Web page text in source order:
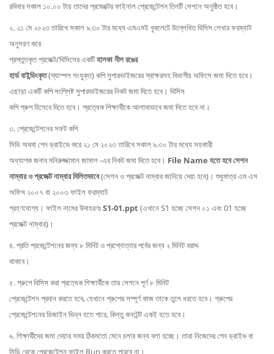
রবিবার সকাল ১০.০০ টায় তাদের প্রজেক্টের ফাইনাল প্রেজেন্টেশন তিনটি সেশনে অনুষ্ঠিত হবে।
২. ২১ মে ২০২৩ তারিখে সকাল ৯.৩০ টার মধ্যে এমএমই বুকলেটে উল্লেখিত থিসিস লেখার ফরম্যাট
অনুসরণ করে
প্রস্তুতকৃত প্রজেক্ট/থিসিসের একটিহালকা নীল রঙের
হার্ড বাইন্ডিংকৃত(স্যাম্পল সংযুক্ত) কপি সুপারভাইজরের স্বাক্ষরসহ বিভাগীয় অফিসে জমা দিতে হবে।
এছাড়া একটি কপি সংশ্লিষ্ট সুপারভাইজরের নিকট জমা দিতে হবে। থিসিস
কপি গ্রুপ হিসেবে দিতে হবে। প্রত্যেক শিক্ষার্থীকে আলাদাভাবে জমা দিতে হবে না।
৩. প্রেজেন্টেশনের সফট কপি
সিডি অথবা পেন ড্রাইভে করে ২১ মে ২০২৩ তারিখে সকাল ৯.৩০ টার মধ্যে সহকারী
অধ্যাপক জনাব মনিরুজ্জামান জামাল -এর নিকট জমা দিতে হবে। File Name হতে হবে সেশন
নাম্বার ও প্রজেক্ট নাম্বার মিলিতভাবে(সেশন ও প্রজেক্ট নাম্বার জানিয়ে দেয়া হবে)। শুধুমাত্র এম এস
অফিস ২০০৭ বা ২০০৩ ফাইল ফরম্যাট
গ্রহণযোগ্য। ফাইল নামের উদাহরণঃS1-01.ppt(এখানে S1 হচ্ছে সেশন ০১ এবং 01 হচ্ছে
প্রজেক্ট নাম্বার)।
৪. প্রতি প্রজেন্টেশনের জন্য ৮ মিনিট ও প্রশ্নোত্তর পর্বের জন্য ২ মিনিট বরাদ্দ
থাকবে।
৫. গ্রুপে থিসিস করা প্রত্যেক শিক্ষার্থীকে তার সেশনে পূর্ণ ৮ মিনিট
প্রেজেন্টেশন প্রদান করতে হবে, যেখানে গ্রুপের সম্পূর্ণ কাজ তাকে তুলে ধরতে হবে। গ্রুপের
প্রেজেন্টেশনের ডিজাইন ভিন্ন হতে পারে, কিন্তু কনটেন্ট একই হতে হবে।
৬. শিক্ষার্থীদের জমা দেয়ার সময় ঠিকমতো মেনে চলার জন্য বলা হচ্ছে। তারা নিজেদের পেন ড্রাইভ বা
সিডি থেকে প্রেজেন্টেশন ফাইল Run করতে পারবে না।